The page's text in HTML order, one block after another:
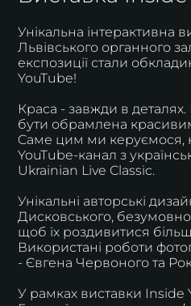
Унікальна інтерактивна
Львівського органного
експозиції стали
YouTube!
Краса - завжди в
бути обрамлена
Cаме цим ми керуємося,
YouTube-канал з
Ukrainian Live Classic.
Унікальні авторські
Дисковського,
щоб їх роздивитися
Використані роботи
- Євгена Червоного та
У рамках виставки Inside